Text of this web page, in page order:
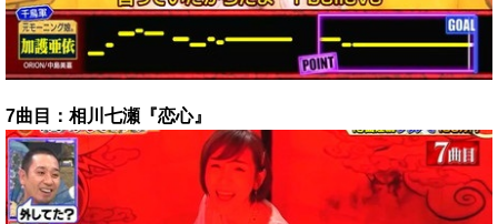
7曲目：相川七瀬『恋心』